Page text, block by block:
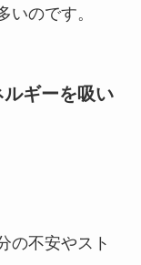
いのです。
ルギーを吸い
の不安やスト